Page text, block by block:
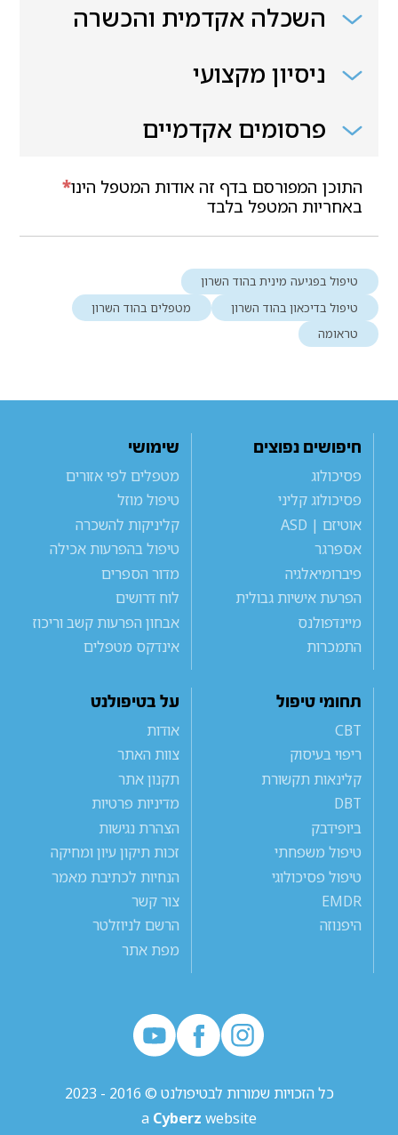
השכלה אקדמית והכשרה
ניסיון מקצועי
פרסומים אקדמיים
*התוכן המפורסם בדף זה אודות המטפל הינו
באחריות המטפל בלבד
טיפול בפגיעה מינית בהוד השרון
טיפול בדיכאון בהוד השרון
מטפלים בהוד השרון
טראומה
חיפושים נפוצים
פסיכולוג
פסיכולוג קליני
אוטיזם | ASD
אספרגר
פיברומיאלגיה
הפרעת אישיות גבולית
מיינדפולנס
התמכרות
שימושי
מטפלים לפי אזורים
טיפול מוזל
קליניקות להשכרה
טיפול בהפרעות אכילה
מדור הספרים
לוח דרושים
אבחון הפרעות קשב וריכוז
אינדקס מטפלים
תחומי טיפול
CBT
ריפוי בעיסוק
קלינאות תקשורת
DBT
ביופידבק
טיפול משפחתי
טיפול פסיכולוגי
EMDR
היפנוזה
על בטיפולנט
אודות
צוות האתר
תקנון אתר
מדיניות פרטיות
הצהרת נגישות
זכות תיקון עיון ומחיקה
הנחיות לכתיבת מאמר
צור קשר
הרשם לניוזלטר
מפת אתר
כל הזכויות שמורות לבטיפולנט © 2016 - 2023
a Cyberz website